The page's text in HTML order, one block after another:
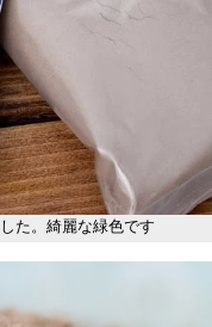
た。綺麗な緑色です